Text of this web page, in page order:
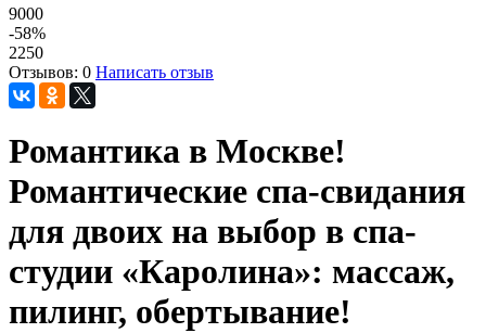
9000
-58%
2250
Отзывов: 0 Написать отзыв
Романтика в Москве!
Романтические спа-свидания
для двоих на выбор в спа-
студии «Каролина»: массаж,
пилинг, обертывание!